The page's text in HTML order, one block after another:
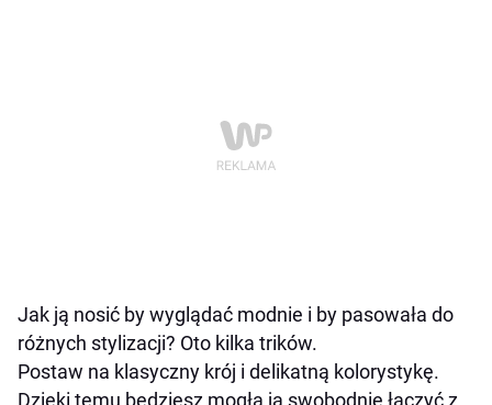
Jak ją nosić by wyglądać modnie i by pasowała do
różnych stylizacji? Oto kilka trików.
Postaw na klasyczny krój i delikatną kolorystykę.
Dzięki temu będziesz mogła ją swobodnie łączyć z